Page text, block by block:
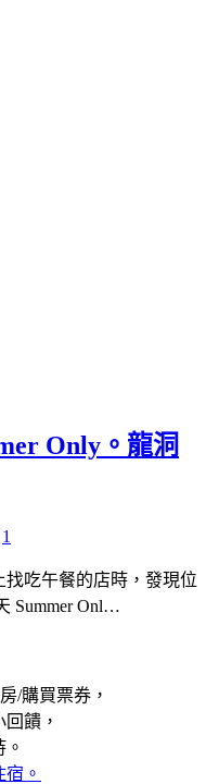
Only。龍洞
1
吃午餐的店時，發現位
Summer Onl…
/購買票券，
饋，
。